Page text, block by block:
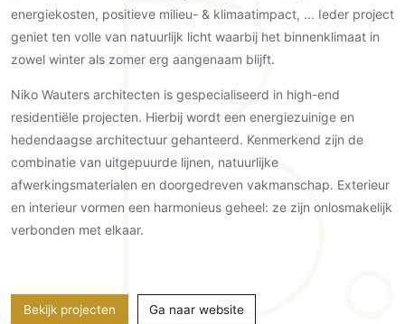
Stalen deuren
Systeemwanden
Raambeslag
Meubelbeslag
Vloer
Vloeren
Beton Ciré vloeren
Houten vloeren
energiekosten, positieve milieu- & klimaatimpact, ... Ieder project
geniet ten volle van natuurlijk licht waarbij het binnenklimaat in
zowel winter als zomer erg aangenaam blijft.
Niko Wauters architecten is gespecialiseerd in high-end
residentiële projecten. Hierbij wordt een energiezuinige en
hedendaagse architectuur gehanteerd. Kenmerkend zijn de
combinatie van uitgepuurde lijnen, natuurlijke
afwerkingsmaterialen en doorgedreven vakmanschap. Exterieur
en interieur vormen een harmonieus geheel: ze zijn onlosmakelijk
verbonden met elkaar.
Bekijk projecten Ga naar website